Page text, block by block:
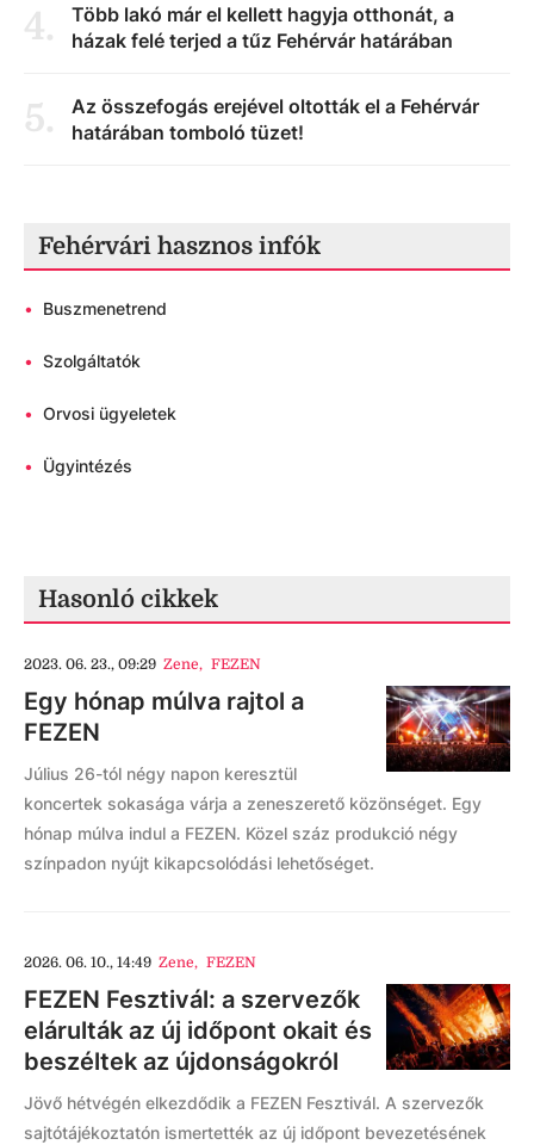
4.
Több lakó már el kellett hagyja otthonát, a
házak felé terjed a tűz Fehérvár határában
5.
Az összefogás erejével oltották el a Fehérvár
határában tomboló tüzet!
Fehérvári hasznos infók
• Buszmenetrend
• Szolgáltatók
• Orvosi ügyeletek
• Ügyintézés
Hasonló cikkek
2023. 06. 23., 09:29 Zene, FEZEN
Egy hónap múlva rajtol a
FEZEN
Július 26-tól négy napon keresztül
koncertek sokasága várja a zeneszerető közönséget. Egy
hónap múlva indul a FEZEN. Közel száz produkció négy
színpadon nyújt kikapcsolódási lehetőséget.
2026. 06. 10., 14:49 Zene, FEZEN
FEZEN Fesztivál: a szervezők
elárulták az új időpont okait és
beszéltek az újdonságokról
Jövő hétvégén elkezdődik a FEZEN Fesztivál. A szervezők
sajtótájékoztatón ismertették az új időpont bevezetésének